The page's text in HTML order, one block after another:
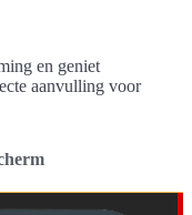
en geniet
aanvulling voor